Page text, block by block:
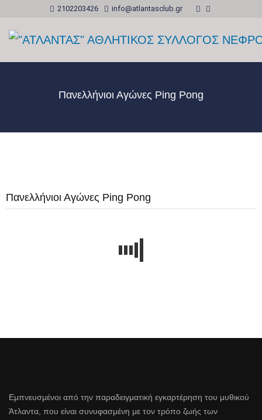
2102203426 info@atlantasclub.gr
Πανελλήνιοι Αγώνες Ping Pong
Πανελλήνιοι Αγώνες Ping Pong
Εμπνευσμένοι από την παραδειγματική εγκαρτέρηση του μυθικού
Άτλαντα, που είναι συνυφασμένη με τον τρόπο ζωής των